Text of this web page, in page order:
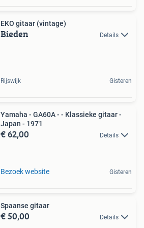
EKO gitaar (vintage)
Bieden Details
Rijswijk Gisteren
Yamaha - GA60A - - Klassieke gitaar -
Japan - 1971
€ 62,00 Details
Bezoek website Gisteren
Spaanse gitaar
€ 50,00 Details